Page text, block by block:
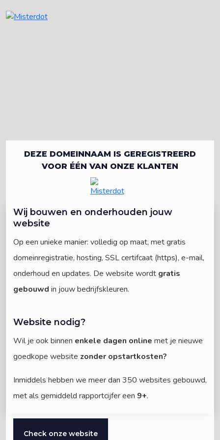
DEZE DOMEINNAAM IS GEREGISTREERD
VOOR ÉÉN VAN ONZE KLANTEN
Wij bouwen en onderhouden jouw
website
Op een unieke manier: volledig op maat, met gratis
domeinregistratie, hosting, SSL certifcaat (https), e-mail,
onderhoud en updates. De website wordt gratis
gebouwd in jouw bedrijfskleuren.
Website nodig?
Wil je ook binnen enkele dagen online met je nieuwe
goedkope website zonder opstartkosten?
Inmiddels hebben we meer dan 350 websites gebouwd,
met als gemiddeld rapportcijfer een 9+.
Check onze website